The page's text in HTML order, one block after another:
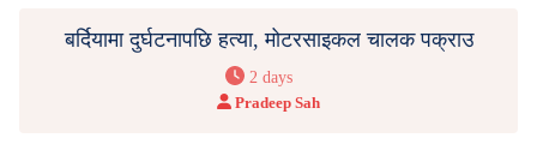
बर्दियामा दुर्घटनापछि हत्या, मोटरसाइकल चालक पक्राउ
2 days
Pradeep Sah